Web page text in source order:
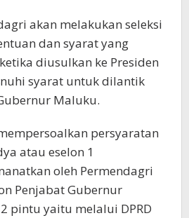
akan melakukan seleksi
dan syarat yang
diusulkan ke Presiden
syarat untuk dilantik
Maluku.
persyaratan
atau eselon 1
oleh Permendagri
Penjabat Gubernur
pintu yaitu melalui DPRD